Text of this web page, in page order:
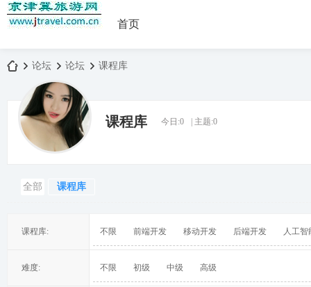
首页
»
论坛
›
论坛 课程库
课程库 今日:0 主题:0
全部 课程库
课程库: 不限 前端开发 移动开发 后端开发 人工智
难度: 不限 初级 中级 高级